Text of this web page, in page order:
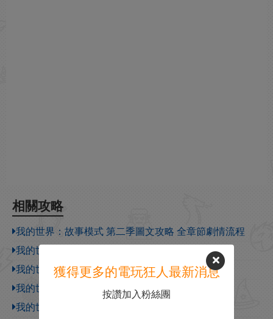
相關攻略
我的世界：故事模式 第二季圖文攻略 全章節劇情流程
我的世界故事模式第二季第四章劇情流程介紹
我的世界故事模式第二季第五章劇情流程介紹
我的世界故事模式第二季第三章劇情流程介紹
我的世界故事模式第二季怎麽繼承第一季存檔方法
獲得更多的電玩狂人最新消息
按讚加入粉絲團